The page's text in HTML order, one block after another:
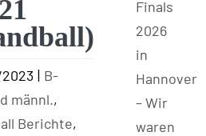
| B-
männl.,
Berichte,
Finals
2026
in
Hannover
– Wir
waren